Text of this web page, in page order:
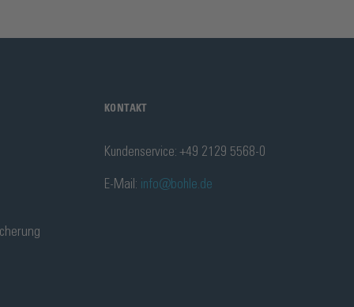
KONTAKT
Kundenservice: +49 2129 5568-0
E-Mail: info@bohle.de